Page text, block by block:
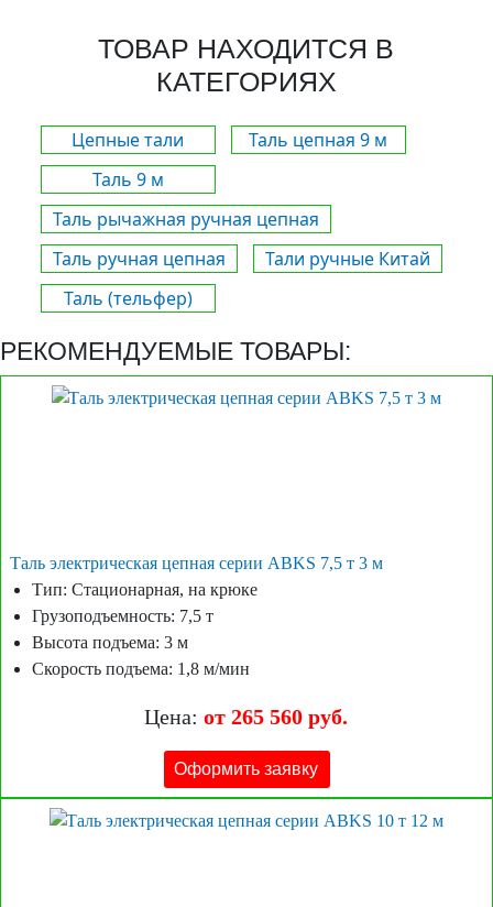
ТОВАР НАХОДИТСЯ В
КАТЕГОРИЯХ
Цепные тали
Таль цепная 9 м
Таль 9 м
Таль рычажная ручная цепная
Таль ручная цепная
Тали ручные Китай
Таль (тельфер)
РЕКОМЕНДУЕМЫЕ ТОВАРЫ:
Таль электрическая цепная серии ABKS 7,5 т 3 м
Тип: Стационарная, на крюке
Грузоподъемность: 7,5 т
Высота подъема: 3 м
Скорость подъема: 1,8 м/мин
Цена:от 265 560 руб.
Оформить заявку